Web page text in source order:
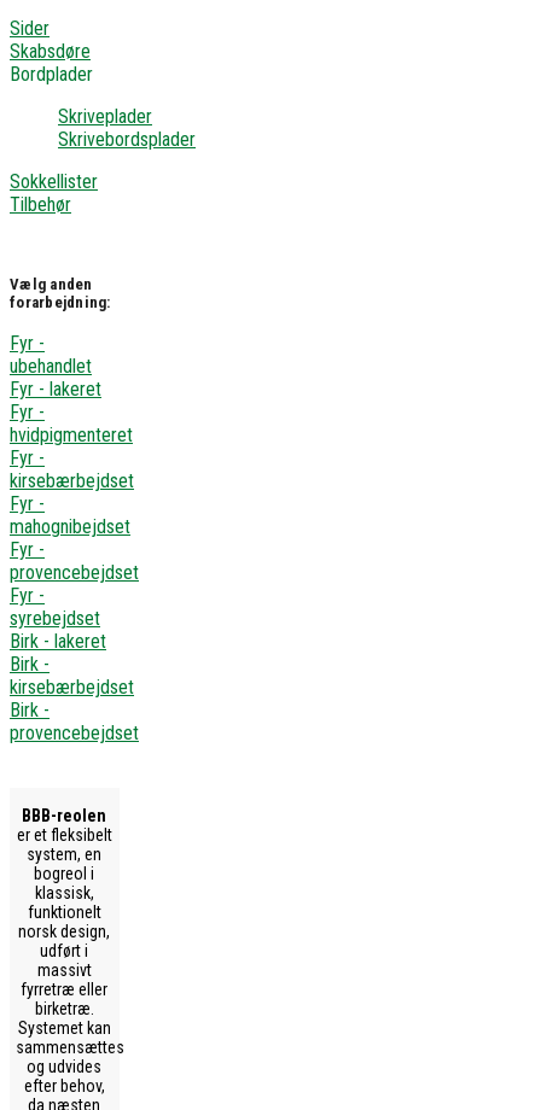
Sider
Skabsdøre
Bordplader
Skriveplader
Skrivebordsplader
Sokkellister
Tilbehør
Vælg anden
forarbejdning:
Fyr -
ubehandlet
Fyr - lakeret
Fyr -
hvidpigmenteret
Fyr -
kirsebærbejdset
Fyr -
mahognibejdset
Fyr -
provencebejdset
Fyr -
syrebejdset
Birk - lakeret
Birk -
kirsebærbejdset
Birk -
provencebejdset
BBB-reolen
er et fleksibelt
system, en
bogreol i
klassisk,
funktionelt
norsk design,
udført i
massivt
fyrretræ eller
birketræ.
Systemet kan
sammensættes
og udvides
efter behov,
da næsten